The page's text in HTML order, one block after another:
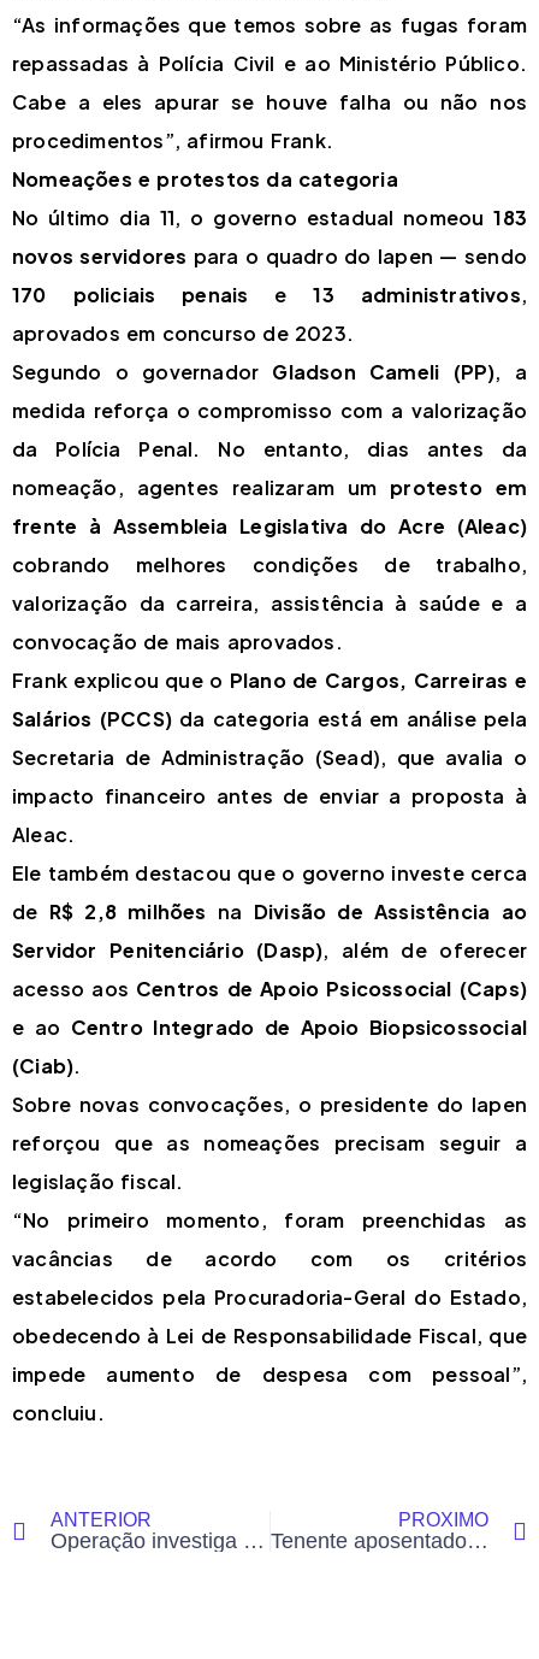
“As informações que temos sobre as fugas foram
repassadas à Polícia Civil e ao Ministério Público.
Cabe a eles apurar se houve falha ou não nos
procedimentos”, afirmou Frank.
Nomeações e protestos da categoria
No último dia 11, o governo estadual nomeou183
novos servidores para o quadro do Iapen — sendo
170 policiais penais e13 administrativos,
aprovados em concurso de 2023.
Segundo o governador Gladson Cameli (PP), a
medida reforça o compromisso com a valorização
da Polícia Penal. No entanto, dias antes da
nomeação, agentes realizaram um protesto em
frente à Assembleia Legislativa do Acre (Aleac)
cobrando melhores condições de trabalho,
valorização da carreira, assistência à saúde e a
convocação de mais aprovados.
Frank explicou que o Plano de Cargos, Carreiras e
Salários (PCCS) da categoria está em análise pela
Secretaria de Administração (Sead), que avalia o
impacto financeiro antes de enviar a proposta à
Aleac.
Ele também destacou que o governo investe cerca
de R$ 2,8 milhões na Divisão de Assistência ao
Servidor Penitenciário (Dasp), além de oferecer
acesso aos Centros de Apoio Psicossocial (Caps)
e ao Centro Integrado de Apoio Biopsicossocial
(Ciab).
Sobre novas convocações, o presidente do Iapen
reforçou que as nomeações precisam seguir a
legislação fiscal.
“No primeiro momento, foram preenchidas as
vacâncias de acordo com os critérios
estabelecidos pela Procuradoria-Geral do Estado,
obedecendo à Lei de Responsabilidade Fiscal, que
impede aumento de despesa com pessoal”,
concluiu.
ANTERIOR
Operação investiga tráfico em presídio no AC; 100 kg de drogas foram apreendidos em um mês
PRÓXIMO
Tenente aposentado da PM mata esposa com três tiros na frente das filhas em Rio Branco